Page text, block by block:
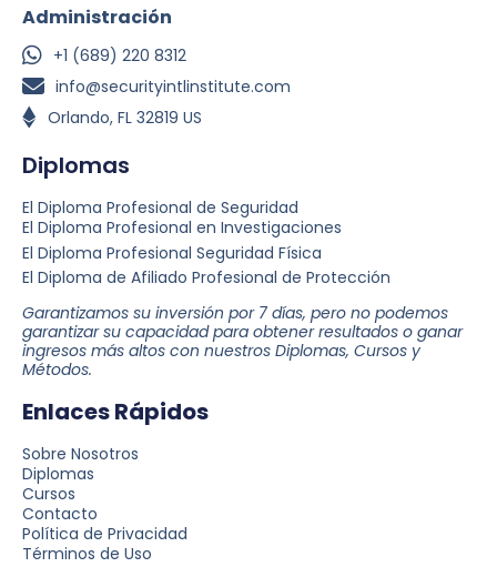
Administración
+1 (689) 220 8312
info@securityintlinstitute.com
Orlando, FL 32819 US
Diplomas
El Diploma Profesional de Seguridad
El Diploma Profesional en Investigaciones
El Diploma Profesional Seguridad Física
El Diploma de Afiliado Profesional de Protección
Garantizamos su inversión por 7 días, pero no podemos
garantizar su capacidad para obtener resultados o ganar
ingresos más altos con nuestros Diplomas, Cursos y
Métodos.
Enlaces Rápidos
Sobre Nosotros
Diplomas
Cursos
Contacto
Política de Privacidad
Términos de Uso